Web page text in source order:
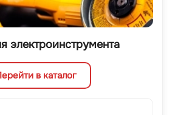
электроинструмента
в каталог